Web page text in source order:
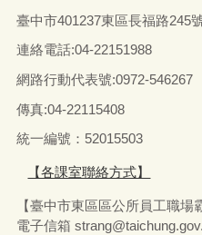
臺中市401237東區長福路245
連絡電話:04-22151988
網路行動代表號:0972-546267
傳真:04-22115408
統一編號：52015503
【各課室聯絡方式】
【臺中市東區區公所員工職場
電子信箱